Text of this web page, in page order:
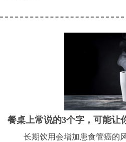
餐桌上常说的3个字，可能让
长期饮用会增加患食管癌的